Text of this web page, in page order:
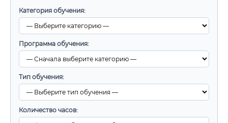
Категория обучения:
Программа обучения:
Тип обучения:
Количество часов: